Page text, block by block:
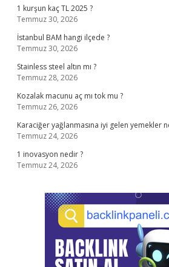
1 kurşun kaç TL 2025 ?
Temmuz 30, 2026
İstanbul BAM hangi ilçede ?
Temmuz 30, 2026
Stainless steel altın mı ?
Temmuz 28, 2026
Kozalak macunu aç mı tok mu ?
Temmuz 26, 2026
Karaciğer yağlanmasına iyi gelen yemekler
Temmuz 24, 2026
1 inovasyon nedir ?
Temmuz 24, 2026